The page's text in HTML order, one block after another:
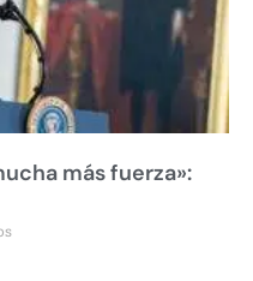
más fuerza»: